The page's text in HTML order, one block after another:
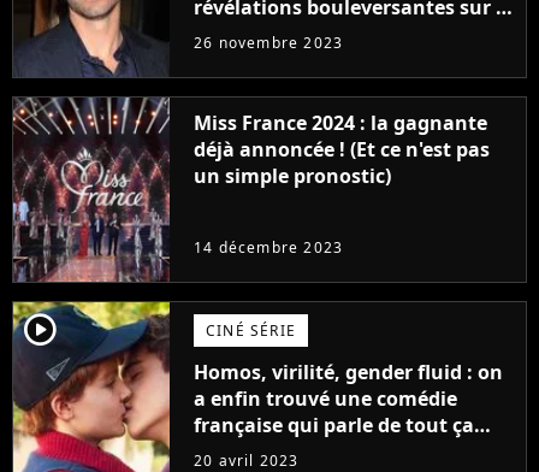
révélations bouleversantes sur la
réaction des acteurs de Fast and
26 novembre 2023
Miss France 2024 : la gagnante
déjà annoncée ! (Et ce n'est pas
un simple pronostic)
14 décembre 2023
player2 CINÉ SÉRIE
Homos, virilité, gender fluid : on
a enfin trouvé une comédie
française qui parle de tout ça
sans être super ringarde
20 avril 2023